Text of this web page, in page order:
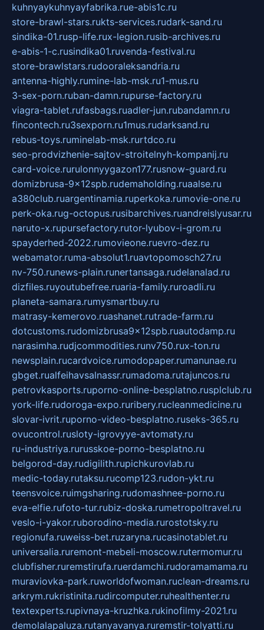
kuhnyaykuhnyayfabrika.rue-abis1c.ru
store-brawl-stars.rukts-services.rudark-sand.ru
sindika-01.rusp-life.rux-legion.rusib-archives.ru
e-abis-1-c.rusindika01.ruvenda-festival.ru
store-brawlstars.rudooraleksandria.ru
antenna-highly.rumine-lab-msk.ru1-mus.ru
3-sex-porn.ruban-damn.rupurse-factory.ru
viagra-tablet.rufasbags.ruadler-jun.rubandamn.ru
fincontech.ru3sexporn.ru1mus.rudarksand.ru
rebus-toys.ruminelab-msk.rurtdco.ru
seo-prodvizhenie-sajtov-stroitelnyh-kompanij.ru
card-voice.rurulonnyygazon177.rusnow-guard.ru
domizbrusa-9x12spb.rudemaholding.ruaalse.ru
a380club.ruargentinamia.ruperkoka.rumovie-one.ru
perk-oka.rug-octopus.rusibarchives.ruandreislyusar.ru
naruto-x.rupursefactory.rutor-lyubov-i-grom.ru
spayderhed-2022.rumovieone.ruevro-dez.ru
webamator.ruma-absolut1.ruavtopomosch27.ru
nv-750.runews-plain.runertansaga.rudelanalad.ru
dizfiles.ruyoutubefree.ruaria-family.ruroadli.ru
planeta-samara.rumysmartbuy.ru
matrasy-kemerovo.ruashanet.rutrade-farm.ru
dotcustoms.rudomizbrusa9x12spb.ruautodamp.ru
narasimha.rudjcommodities.runv750.rux-ton.ru
newsplain.rucardvoice.rumodopaper.rumanunae.ru
gbget.rualfeihavsalnassr.rumadoma.rutajuncos.ru
petrovkasports.ruporno-online-besplatno.rusplclub.ru
york-life.rudoroga-expo.ruribery.rucleanmedicine.ru
slovar-ivrit.ruporno-video-besplatno.ruseks-365.ru
ovucontrol.rusloty-igrovyye-avtomaty.ru
ru-industriya.rurusskoe-porno-besplatno.ru
belgorod-day.rudigilith.rupichkurovlab.ru
medic-today.rutaksu.rucomp123.rudon-ykt.ru
teensvoice.ruimgsharing.rudomashnee-porno.ru
eva-elfie.rufoto-tur.rubiz-doska.rumetropoltravel.ru
veslo-i-yakor.ruborodino-media.rurostotsky.ru
regionufa.ruweiss-bet.ruzaryna.rucasinotablet.ru
universalia.ruremont-mebeli-moscow.rutermomur.ru
clubfisher.ruremstirufa.ruerdamchi.rudoramamama.ru
muraviovka-park.ruworldofwoman.ruclean-dreams.ru
arkrym.rukristinita.rudircomputer.ruhealthenter.ru
textexperts.rupivnaya-kruzhka.rukinofilmy-2021.ru
demolalapaluza.rutanyavanya.ruremstir-tolyatti.ru